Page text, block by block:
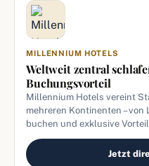
MILLENNIUM HOTELS
Weltweit zentral
Buchungsvorteil
Millennium Hotels vereint
mehreren Kontinenten –
buchen und exklusive
bieten.
Jetzt